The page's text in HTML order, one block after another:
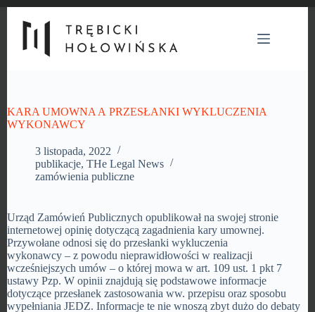
KARA UMOWNA A PRZESŁANKI WYKLUCZENIA
WYKONAWCY
3 listopada, 2022
publikacje, THe Legal News
zamówienia publiczne
Urząd Zamówień Publicznych opublikował na swojej stronie
internetowej opinię dotyczącą zagadnienia kary umownej.
Przywołane odnosi się do przesłanki wykluczenia
wykonawcy – z powodu nieprawidłowości w realizacji
wcześniejszych umów – o której mowa w art. 109 ust. 1 pkt 7
ustawy Pzp. W opinii znajdują się podstawowe informacje
dotyczące przesłanek zastosowania ww. przepisu oraz sposobu
wypełniania JEDZ. Informacje te nie wnoszą zbyt dużo do debaty